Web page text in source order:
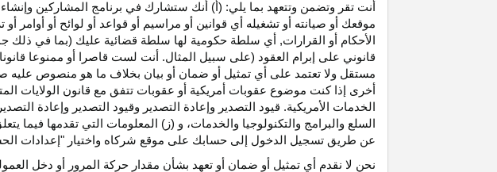
أنت تقر وتضمن وتتعهد بما يلي: (أ) أنك ستشارك في برنامج المشاركين
موقعك أو صيانته أو تشغيله أي قوانين أو مراسيم أو قواعد أو لوائح أو أوامر
الأحكام أو القرارات, أي سلطة حكومية لها سلطة قضائية عليك (بما في ذلك
قانوني على إبرام العقود (على سبيل المثال. أنت لست قاصرا أو ممنوعا
مستقل ولا تعتمد على أي تمثيل أو ضمان أو بيان بخلاف ما هو منصوص
أخرى إذا كنت موضوع عقوبات أمريكية أو عقوبات تتفق مع قانون
الخدمات الأمريكية. قيود التصدير وإعادة التصدير وقيود التصدير وإعادة
السلع والبرامج والتكنولوجيا والخدمات، و (ز) المعلومات التي تقدمها
عن طريق تسجيل الدخول إلى حسابك على موقع شركاه واختيار "إعدادات
نحن لا نقدم أي تمثيل أو ضمان أو تعهد بشأن مقدار حركة المرور أو دخل